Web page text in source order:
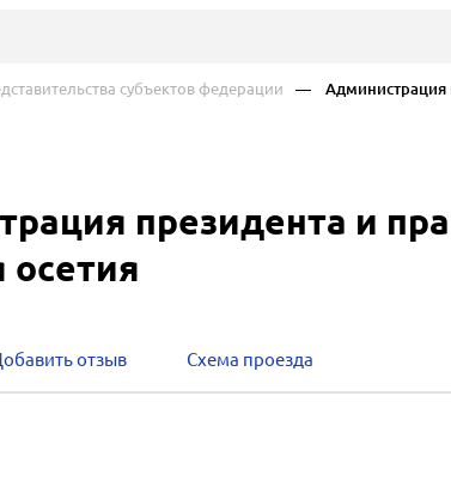
субъектов федерации — Администрация
президента и
осетия
отзыв Схема проезда